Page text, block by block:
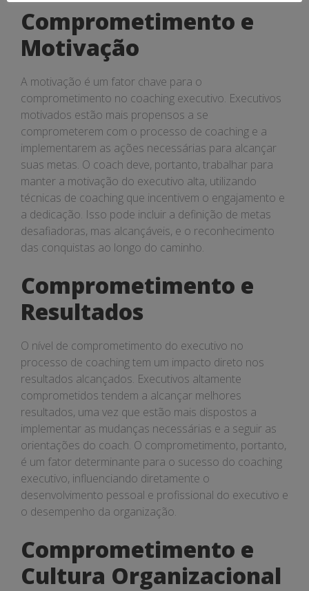
Comprometimento e
Motivação
A motivação é um fator chave para o
comprometimento no coaching executivo. Executivos
motivados estão mais propensos a se
comprometerem com o processo de coaching e a
implementarem as ações necessárias para alcançar
suas metas. O coach deve, portanto, trabalhar para
manter a motivação do executivo alta, utilizando
técnicas de coaching que incentivem o engajamento e
a dedicação. Isso pode incluir a definição de metas
desafiadoras, mas alcançáveis, e o reconhecimento
das conquistas ao longo do caminho.
Comprometimento e
Resultados
O nível de comprometimento do executivo no
processo de coaching tem um impacto direto nos
resultados alcançados. Executivos altamente
comprometidos tendem a alcançar melhores
resultados, uma vez que estão mais dispostos a
implementar as mudanças necessárias e a seguir as
orientações do coach. O comprometimento, portanto,
é um fator determinante para o sucesso do coaching
executivo, influenciando diretamente o
desenvolvimento pessoal e profissional do executivo e
o desempenho da organização.
Comprometimento e
Cultura Organizacional